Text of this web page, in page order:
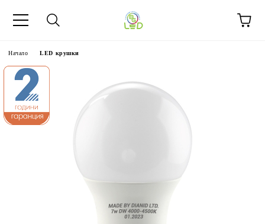
Начало LED крушки